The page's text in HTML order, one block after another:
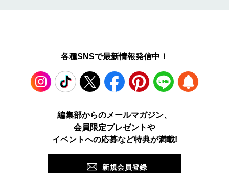
各種SNSで最新情報発信中！
TikTok Facebook Pinterest LINE
編集部からのメールマガジン、
会員限定プレゼントや
イベントへの応募など特典が満載!
新規会員登録